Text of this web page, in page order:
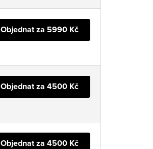
Objednat za 5990 Kč
Objednat za 4500 Kč
Objednat za 4500 Kč